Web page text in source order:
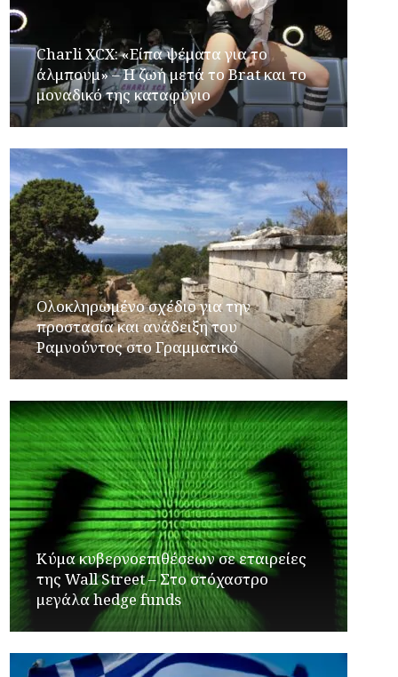
Charli XCX: «Είπα ψέματα για το
άλμπουμ» – Η ζωή μετά το Brat και το
μοναδικό της καταφύγιο
Ολοκληρωμένο σχέδιο για την
προστασία και ανάδειξη του
Ραμνούντος στο Γραμματικό
Κύμα κυβερνοεπιθέσεων σε εταιρείες
της Wall Street – Στο στόχαστρο
μεγάλα hedge funds